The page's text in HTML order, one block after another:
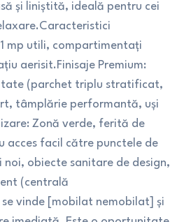
și liniștită, ideală pentru cei
mp utili, compartimentați
aerisit.Finisaje Premium:
(parchet triplu stratificat,
tâmplărie performantă, uși
Zonă verde, ferită de
acces facil către punctele de
obiecte sanitare de design,
(centrală
vinde [mobilat nemobilat] și